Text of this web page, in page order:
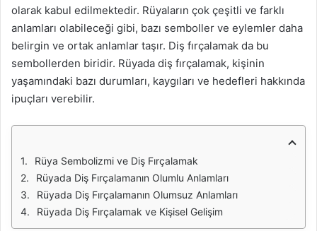
olarak kabul edilmektedir. Rüyaların çok çeşitli ve farklı
anlamları olabileceği gibi, bazı semboller ve eylemler daha
belirgin ve ortak anlamlar taşır. Diş fırçalamak da bu
sembollerden biridir. Rüyada diş fırçalamak, kişinin
yaşamındaki bazı durumları, kaygıları ve hedefleri hakkında
ipuçları verebilir.
Rüya Sembolizmi ve Diş Fırçalamak
Rüyada Diş Fırçalamanın Olumlu Anlamları
Rüyada Diş Fırçalamanın Olumsuz Anlamları
Rüyada Diş Fırçalamak ve Kişisel Gelişim